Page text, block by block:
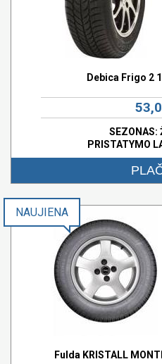
Debica Frigo 2
SEZONAS:
PRISTATYMO
NAUJIENA
Fulda KRISTALL